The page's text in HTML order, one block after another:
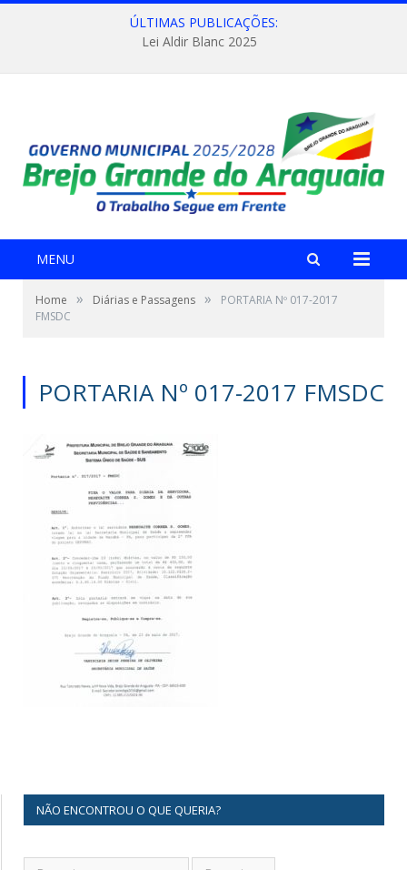
ÚLTIMAS PUBLICAÇÕES:
Lei Aldir Blanc 2025
MENU
Home » Diárias e Passagens »
PORTARIA Nº 017-2017
FMSDC
PORTARIA Nº 017-2017 FMSDC
NÃO ENCONTROU O QUE QUERIA?